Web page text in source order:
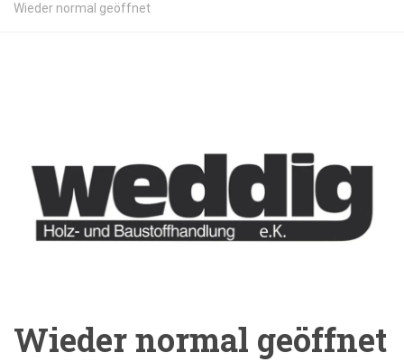
Wieder normal geöffnet
Wieder normal geöffnet